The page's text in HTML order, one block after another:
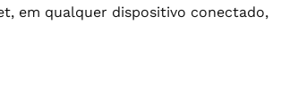
em qualquer dispositivo conectado,